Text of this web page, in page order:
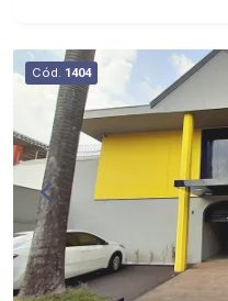
Cód. 1404